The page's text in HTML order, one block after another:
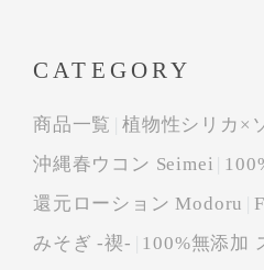
CATEGORY
商品一覧
植物性シリカ×
沖縄春ウコン Seimei
還元ローション Modoru
みそぎ -禊-
100%無添加